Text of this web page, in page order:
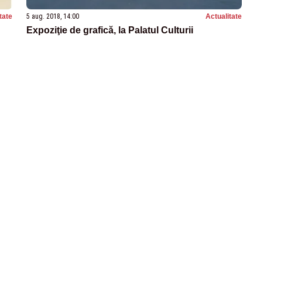
5 aug. 2018, 14:00 Actualitate
Expoziţie de grafică, la Palatul Culturii